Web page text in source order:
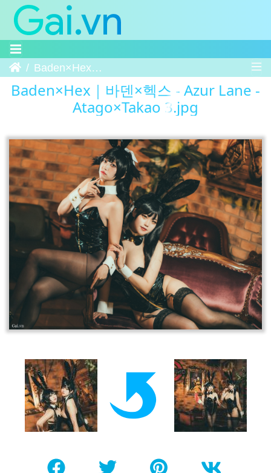
Trang chủBaden×Hex｜바덴×헥스 - Azur Lane - Atago×Takao 3
Baden×Hex｜바덴×헥스 - Azur Lane -
Atago×Takao 3.jpg